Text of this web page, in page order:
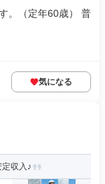
。（定年60歳） 普
気になる
収入♪